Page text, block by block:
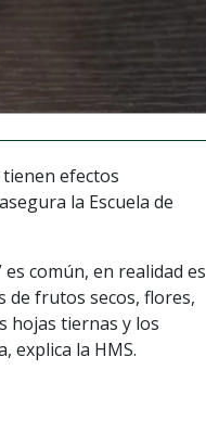
efectos
la Escuela de
común, en realidad es
de frutos secos, flores,
hojas tiernas y los
explica la HMS.